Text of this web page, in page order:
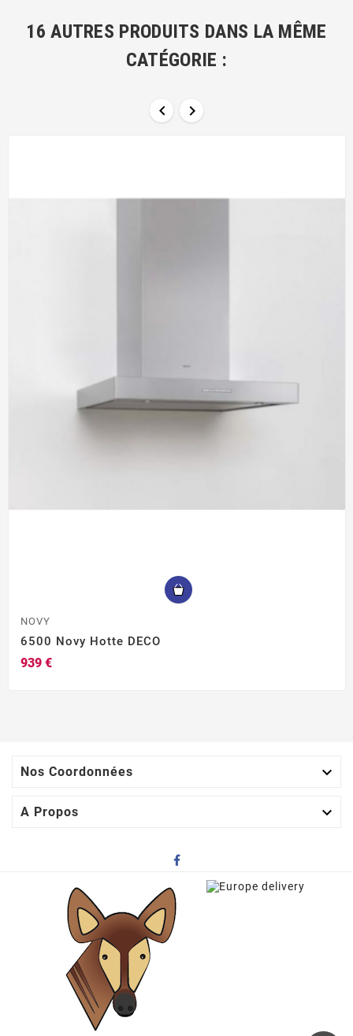
16 AUTRES PRODUITS DANS LA MÊME
CATÉGORIE :
 
NOVY
6500 Novy Hotte DECO
939 €
Nos Coordonnées 
A Propos 